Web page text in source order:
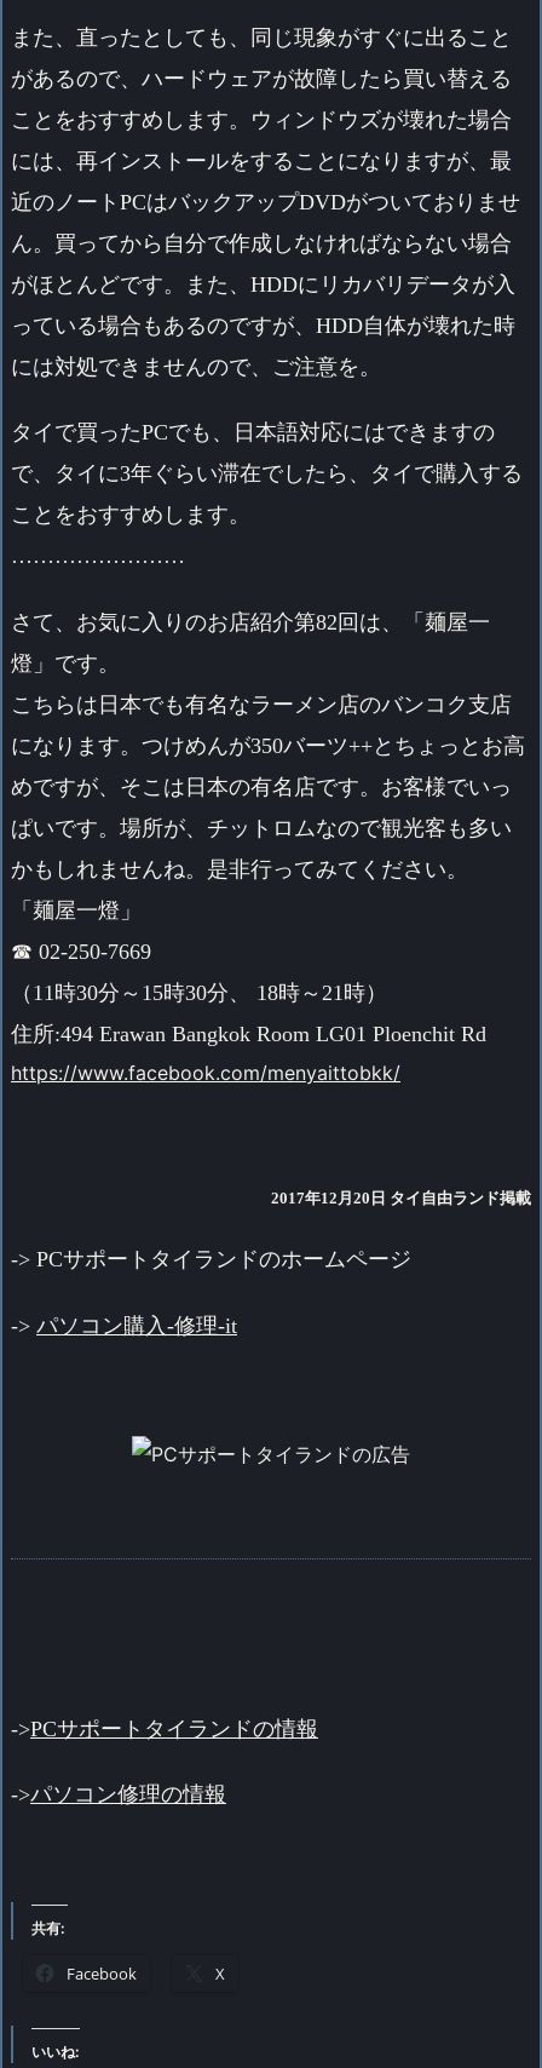
また、直ったとしても、同じ現象がすぐに出ること
があるので、ハードウェアが故障したら買い替える
ことをおすすめします。ウィンドウズが壊れた場合
には、再インストールをすることになりますが、最
近のノートPCはバックアップDVDがついておりませ
ん。買ってから自分で作成しなければならない場合
がほとんどです。また、HDDにリカバリデータが入
っている場合もあるのですが、HDD自体が壊れた時
には対処できませんので、ご注意を。
タイで買ったPCでも、日本語対応にはできますの
で、タイに3年ぐらい滞在でしたら、タイで購入する
ことをおすすめします。
……………………
さて、お気に入りのお店紹介第82回は、「麺屋一
燈」です。
こちらは日本でも有名なラーメン店のバンコク支店
になります。つけめんが350バーツ++とちょっとお高
めですが、そこは日本の有名店です。お客様でいっ
ぱいです。場所が、チットロムなので観光客も多い
かもしれませんね。是非行ってみてください。
「麺屋一燈」
☎ 02-250-7669
（11時30分～15時30分、 18時～21時）
住所:494 Erawan Bangkok Room LG01 Ploenchit Rd
https://www.facebook.com/menyaittobkk/
2017年12月20日 タイ自由ランド掲載
-> PCサポートタイランドのホームページ
-> パソコン購入-修理-it
->PCサポートタイランドの情報
->パソコン修理の情報
共有:
Facebook X
いいね: